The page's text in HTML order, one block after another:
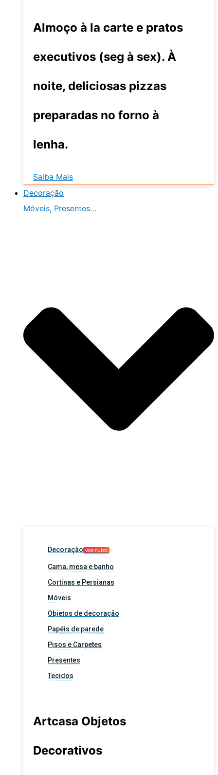
Almoço à la carte e pratos
executivos (seg à sex). À
noite, deliciosas pizzas
preparadas no forno à
lenha.
Saiba Mais
Decoração
Móveis, Presentes…
Decoração VER TUDO
Cama, mesa e banho
Cortinas e Persianas
Móveis
Objetos de decoração
Papéis de parede
Pisos e Carpetes
Presentes
Tecidos
Artcasa Objetos
Decorativos